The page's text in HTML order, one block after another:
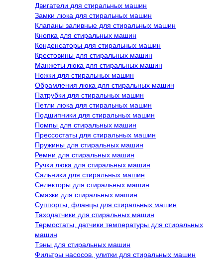
Двигатели для стиральных машин
Замки люка для стиральных машин
Клапаны заливные для стиральных машин
Кнопка для стиральных машин
Конденсаторы для стиральных машин
Крестовины для стиральных машин
Манжеты люка для стиральных машин
Ножки для стиральных машин
Обрамления люка для стиральных машин
Патрубки для стиральных машин
Петли люка для стиральных машин
Подшипники для стиральных машин
Помпы для стиральных машин
Прессостаты для стиральных машин
Пружины для стиральных машин
Ремни для стиральных машин
Ручки люка для стиральных машин
Сальники для стиральных машин
Селекторы для стиральных машин
Смазки для стиральных машин
Суппорты, фланцы для стиральных машин
Таходатчики для стиральных машин
Термостаты, датчики температуры для стиральных
машин
Тэны для стиральных машин
Фильтры насосов, улитки для стиральных машин